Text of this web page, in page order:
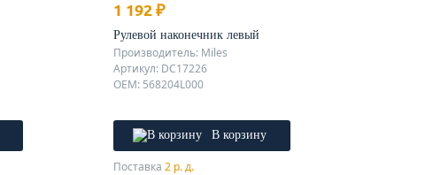
1 192 ₽
Рулевой наконечник левый
Производитель: Miles
Артикул: DC17226
OEM: 568204L000
В корзину
Поставка 2 р. д.